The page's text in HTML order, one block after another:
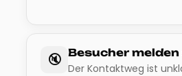
🔇 Besucher
Der Kontaktweg ist